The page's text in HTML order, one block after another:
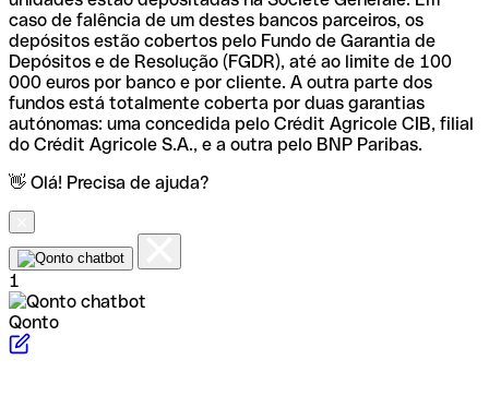
caso de falência de um destes bancos parceiros, os
depósitos estão cobertos pelo Fundo de Garantia de
Depósitos e de Resolução (FGDR), até ao limite de 100
000 euros por banco e por cliente. A outra parte dos
fundos está totalmente coberta por duas garantias
autónomas: uma concedida pelo Crédit Agricole CIB, filial
do Crédit Agricole S.A., e a outra pelo BNP Paribas.
👋 Olá! Precisa de ajuda?
1
Qonto